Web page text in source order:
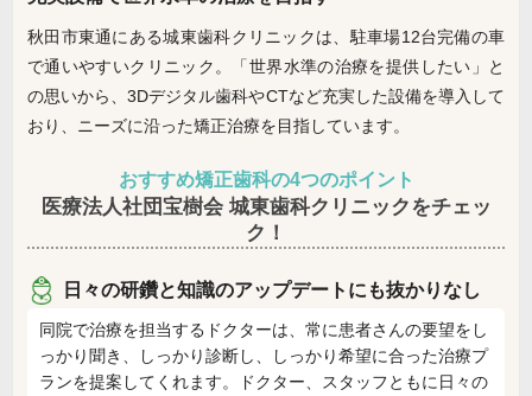
秋田市東通にある城東歯科クリニックは、駐車場12台完備の車
で通いやすいクリニック。「世界水準の治療を提供したい」と
の思いから、3Dデジタル歯科やCTなど充実した設備を導入して
おり、ニーズに沿った矯正治療を目指しています。
おすすめ矯正歯科の4つのポイント
医療法人社団宝樹会 城東歯科クリニックをチェッ
ク！
日々の研鑽と知識のアップデートにも抜かりなし
同院で治療を担当するドクターは、常に患者さんの要望をし
っかり聞き、しっかり診断し、しっかり希望に合った治療プ
ランを提案してくれます。ドクター、スタッフともに日々の